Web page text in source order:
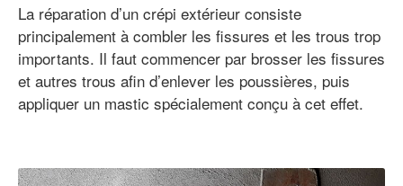
La réparation d’un crépi extérieur consiste
principalement à combler les fissures et les trous trop
importants. Il faut commencer par brosser les fissures
et autres trous afin d’enlever les poussières, puis
appliquer un mastic spécialement conçu à cet effet.